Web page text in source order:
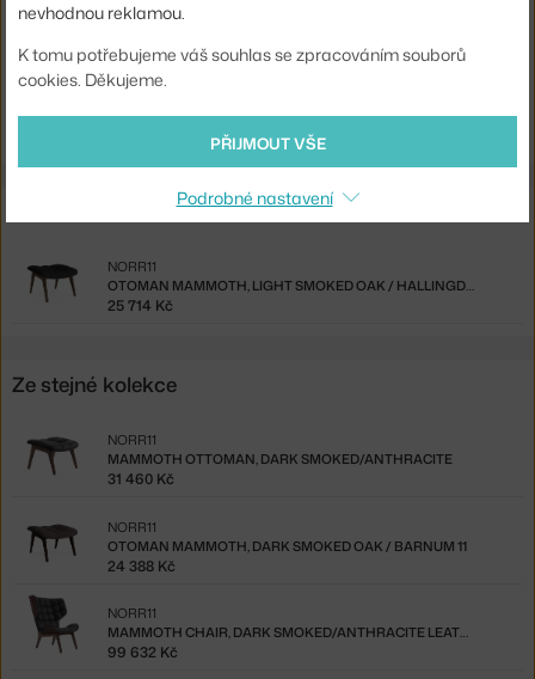
/ Hallingdal 180
Shopping from the EU? Switch to
oak / Hallingdal 180
Související produkty
OTOMAN MAMMOTH, LIGHT SMOKED OAK / HALLINGDAL 180
NORR11
25 714 Kč
Ze stejné kolekce
MAMMOTH OTTOMAN, DARK SMOKED/ANTHRACITE
NORR11
31 460 Kč
OTOMAN MAMMOTH, DARK SMOKED OAK / BARNUM 11
NORR11
24 388 Kč
MAMMOTH CHAIR, DARK SMOKED/ANTHRACITE LEATHER
NORR11
99 632 Kč
nevhodnou reklamou.
K tomu potřebujeme váš souhlas se zpracováním souborů
cookies. Děkujeme.
PŘIJMOUT VŠE
Podrobné nastavení